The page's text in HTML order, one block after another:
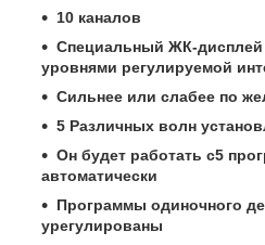
10 каналов
Специальный ЖК-дисплей
уровнями регулируемой
Сильнее или слабее по
5 Различных волн
Он будет работать с5
автоматически
Программы одиночного
урегулированы